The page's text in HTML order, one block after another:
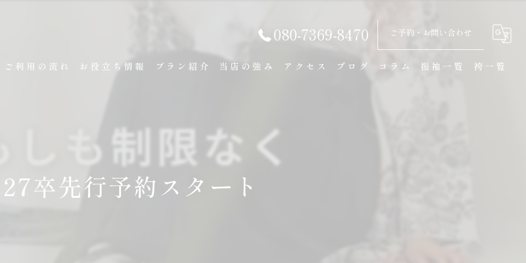
080-7369-8470 ご予約・お問い合わせ
ご利用の流れ お役立ち情報 プラン紹介 当店の強み
成人式
展示会
アクセス ブログ コラム 振袖一覧 袴一覧
27卒先行予約スタート